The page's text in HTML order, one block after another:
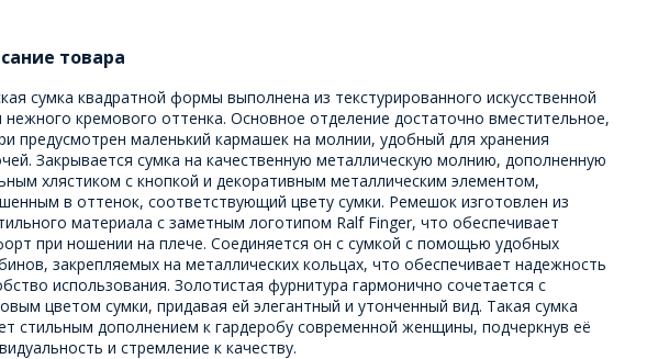
товара
сумка квадратной формы выполнена из текстурированного искусственной
нежного кремового оттенка. Основное отделение достаточно вместительное,
предусмотрен маленький кармашек на молнии, удобный для хранения
Закрывается сумка на качественную металлическую молнию, дополненную
хлястиком с кнопкой и декоративным металлическим элементом,
в оттенок, соответствующий цвету сумки. Ремешок изготовлен из
материала с заметным логотипом Ralf Finger, что обеспечивает
при ношении на плече. Соединяется он с сумкой с помощью удобных
закрепляемых на металлических кольцах, что обеспечивает надежность
использования. Золотистая фурнитура гармонично сочетается с
цветом сумки, придавая ей элегантный и утонченный вид. Такая сумка
стильным дополнением к гардеробу современной женщины, подчеркнув её
и стремление к качеству.